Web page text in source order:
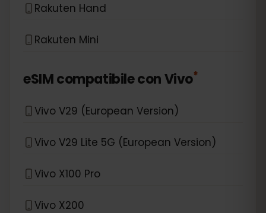
Rakuten Hand
Rakuten Mini
eSIM compatibile conVivo*
Vivo V29 (European Version)
Vivo V29 Lite 5G (European Version)
Vivo X100 Pro
Vivo X200